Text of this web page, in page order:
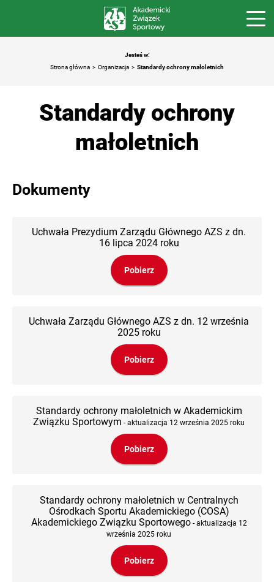
Jesteś w:
Strona główna
Organizacja Standardy ochrony małoletnich
Standardy ochrony
małoletnich
Dokumenty
Uchwała Prezydium Zarządu Głównego AZS z dn.
16 lipca 2024 roku
Pobierz
Uchwała Zarządu Głównego AZS z dn. 12 września
2025 roku
Pobierz
Standardy ochrony małoletnich w Akademickim
Związku Sportowym - aktualizacja 12 września 2025 roku
Pobierz
Standardy ochrony małoletnich w Centralnych
Ośrodkach Sportu Akademickiego (COSA)
Akademickiego Związku Sportowego- aktualizacja 12
września 2025 roku
Pobierz